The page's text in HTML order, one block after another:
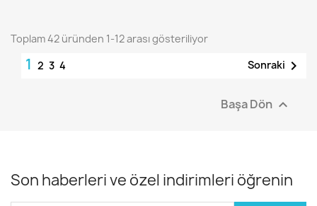
Toplam 42 üründen 1-12 arası gösteriliyor
1 2 3 4 Sonraki 
Başa Dön 
Son haberleri ve özel indirimleri öğrenin